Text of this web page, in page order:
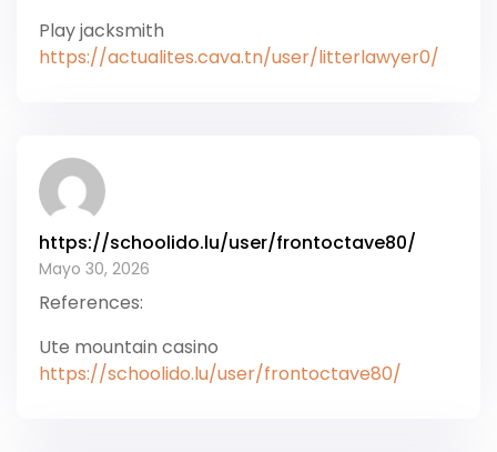
Play jacksmith
https://actualites.cava.tn/user/litterlawyer0/
https://schoolido.lu/user/frontoctave80/
Mayo 30, 2026
References:
Ute mountain casino
https://schoolido.lu/user/frontoctave80/